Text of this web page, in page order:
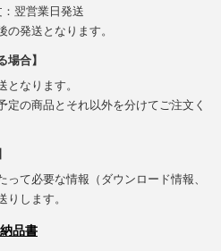
翌営業日発送
発送となります。
場合】
なります。
定の商品とそれ以外を分けてご注文く
て必要な情報（ダウンロード情報、
します。
品書